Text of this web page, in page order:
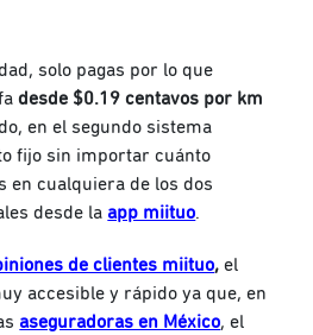
solo pagas por lo que
desde $0.19 centavos por km
en el segundo sistema
fijo sin importar cuánto
en cualquiera de los dos
desde la app miituo.
de clientes miituo, el
accesible y rápido ya que, en
aseguradoras en México, el